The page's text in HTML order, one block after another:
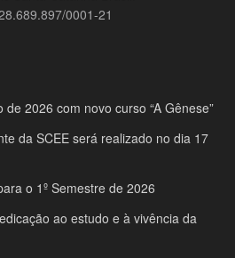
0001-21
2026 com novo curso “A Gênese”
da SCEE será realizado no dia 17
o 1º Semestre de 2026
ao estudo e à vivência da